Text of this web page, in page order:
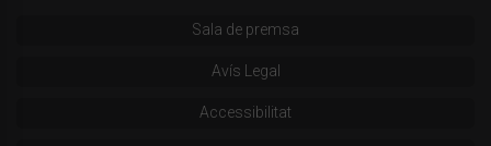
Sala de premsa
Avís Legal
Accessibilitat